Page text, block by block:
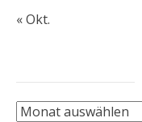
« Okt.
Rezepte